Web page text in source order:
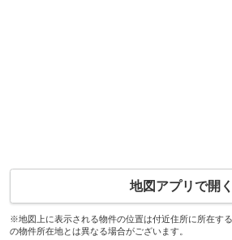
地図アプリで開く
※地図上に表示される物件の位置は付近住所に所在す
の物件所在地とは異なる場合がございます。